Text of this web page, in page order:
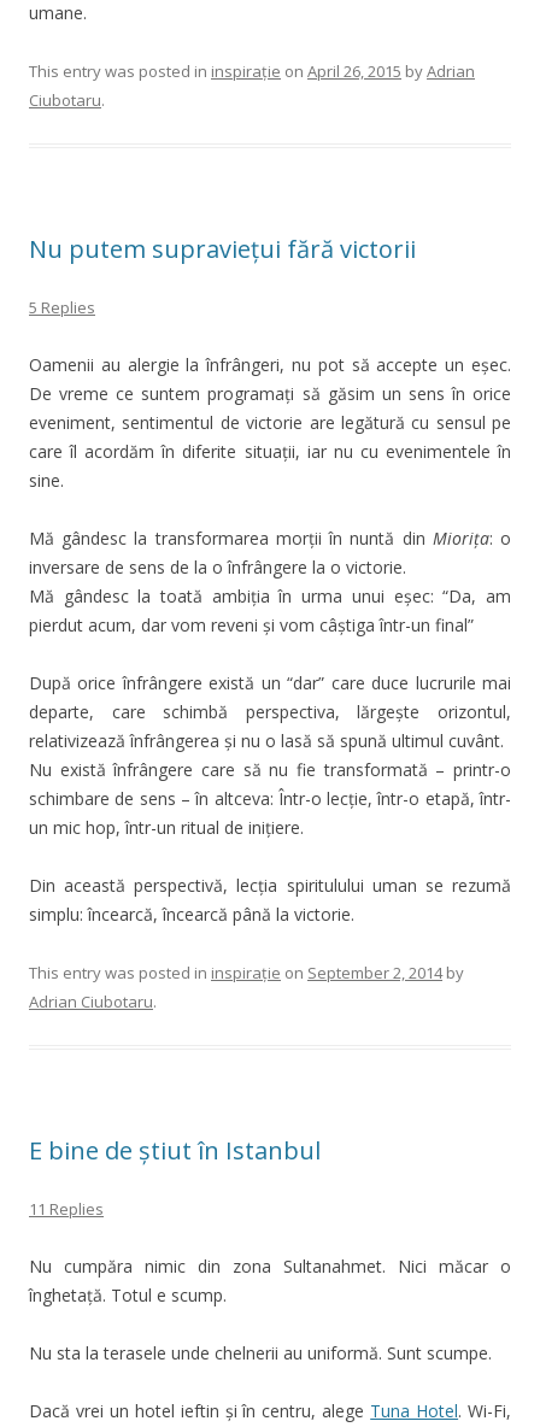
umane.
This entry was posted in inspirație on April 26, 2015 byAdrian
Ciubotaru.
Nu putem supraviețui fără victorii
5 Replies
Oamenii au alergie la înfrângeri, nu pot să accepte un eșec.
De vreme ce suntem programați să găsim un sens în orice
eveniment, sentimentul de victorie are legătură cu sensul pe
care îl acordăm în diferite situații, iar nu cu evenimentele în
sine.
Mă gândesc la transformarea morții în nuntă din Miorița: o
inversare de sens de la o înfrângere la o victorie.
Mă gândesc la toată ambiția în urma unui eșec: “Da, am
pierdut acum, dar vom reveni și vom câștiga într-un final”
După orice înfrângere există un “dar” care duce lucrurile mai
departe, care schimbă perspectiva, lărgește orizontul,
relativizează înfrângerea și nu o lasă să spună ultimul cuvânt.
Nu există înfrângere care să nu fie transformată – printr-o
schimbare de sens – în altceva: Într-o lecție, într-o etapă, într-
un mic hop, într-un ritual de inițiere.
Din această perspectivă, lecția spiritulului uman se rezumă
simplu: încearcă, încearcă până la victorie.
This entry was posted in inspirație on September 2, 2014by
Adrian Ciubotaru.
E bine de știut în Istanbul
11 Replies
Nu cumpăra nimic din zona Sultanahmet. Nici măcar o
înghetață. Totul e scump.
Nu sta la terasele unde chelnerii au uniformă. Sunt scumpe.
Dacă vrei un hotel ieftin și în centru, alege Tuna Hotel. Wi-Fi,